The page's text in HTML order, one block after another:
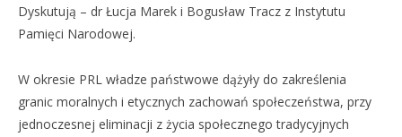
Dyskutują – dr Łucja Marek i Bogusław Tracz z Instytutu
Pamięci Narodowej.
W okresie PRL władze państwowe dążyły do zakreślenia
granic moralnych i etycznych zachowań społeczeństwa, przy
jednoczesnej eliminacji z życia społecznego tradycyjnych